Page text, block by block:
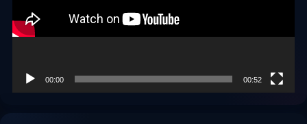
00:00 00:52